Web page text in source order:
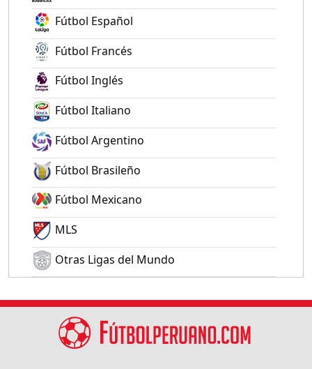
Fútbol Español
Fútbol Francés
Fútbol Inglés
Fútbol Italiano
Fútbol Argentino
Fútbol Brasileño
Fútbol Mexicano
MLS
Otras Ligas del Mundo